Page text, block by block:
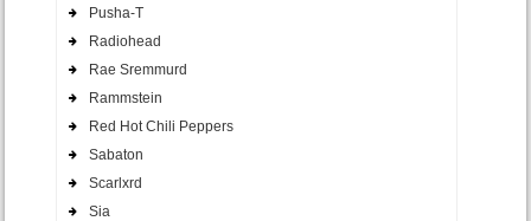
Pusha-T
Radiohead
Rae Sremmurd
Rammstein
Red Hot Chili Peppers
Sabaton
Scarlxrd
Sia